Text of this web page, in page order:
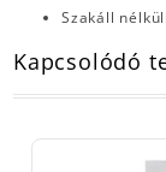
Szakáll
Kapcsolódó